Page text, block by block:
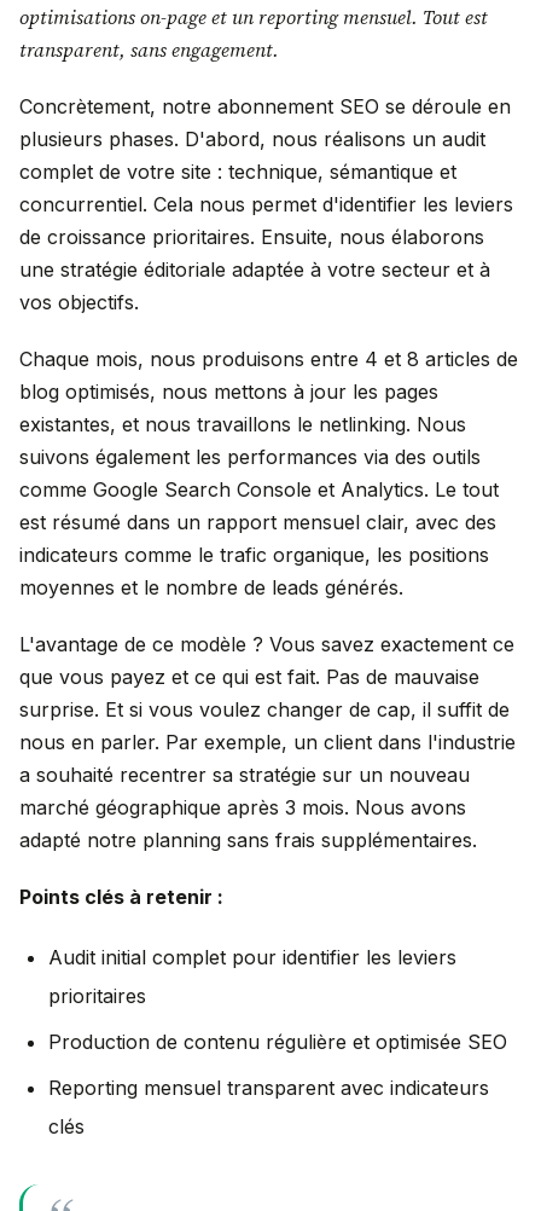
optimisations on-page et un reporting mensuel. Tout est
transparent, sans engagement.
Concrètement, notre abonnement SEO se déroule en
plusieurs phases. D'abord, nous réalisons un audit
complet de votre site : technique, sémantique et
concurrentiel. Cela nous permet d'identifier les leviers
de croissance prioritaires. Ensuite, nous élaborons
une stratégie éditoriale adaptée à votre secteur et à
vos objectifs.
Chaque mois, nous produisons entre 4 et 8 articles de
blog optimisés, nous mettons à jour les pages
existantes, et nous travaillons le netlinking. Nous
suivons également les performances via des outils
comme Google Search Console et Analytics. Le tout
est résumé dans un rapport mensuel clair, avec des
indicateurs comme le trafic organique, les positions
moyennes et le nombre de leads générés.
L'avantage de ce modèle ? Vous savez exactement ce
que vous payez et ce qui est fait. Pas de mauvaise
surprise. Et si vous voulez changer de cap, il suffit de
nous en parler. Par exemple, un client dans l'industrie
a souhaité recentrer sa stratégie sur un nouveau
marché géographique après 3 mois. Nous avons
adapté notre planning sans frais supplémentaires.
Points clés à retenir :
Audit initial complet pour identifier les leviers
prioritaires
Production de contenu régulière et optimisée SEO
Reporting mensuel transparent avec indicateurs
clés